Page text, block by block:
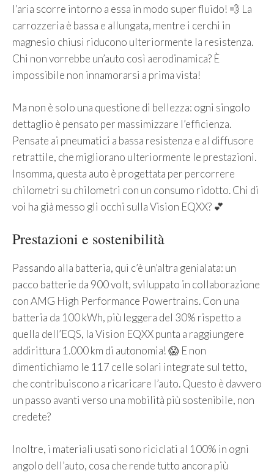
l’aria scorre intorno a essa in modo super fluido! 💨 La
carrozzeria è bassa e allungata, mentre i cerchi in
magnesio chiusi riducono ulteriormente la resistenza.
Chi non vorrebbe un’auto così aerodinamica? È
impossibile non innamorarsi a prima vista!
Ma non è solo una questione di bellezza: ogni singolo
dettaglio è pensato per massimizzare l’efficienza.
Pensate ai pneumatici a bassa resistenza e al diffusore
retrattile, che migliorano ulteriormente le prestazioni.
Insomma, questa auto è progettata per percorrere
chilometri su chilometri con un consumo ridotto. Chi di
voi ha già messo gli occhi sulla Vision EQXX? 💕
Prestazioni e sostenibilità
Passando alla batteria, qui c’è un’altra genialata: un
pacco batterie da 900 volt, sviluppato in collaborazione
con AMG High Performance Powertrains. Con una
batteria da 100 kWh, più leggera del 30% rispetto a
quella dell’EQS, la Vision EQXX punta a raggiungere
addirittura 1.000 km di autonomia! 😱 E non
dimentichiamo le 117 celle solari integrate sul tetto,
che contribuiscono a ricaricare l’auto. Questo è davvero
un passo avanti verso una mobilità più sostenibile, non
credete?
Inoltre, i materiali usati sono riciclati al 100% in ogni
angolo dell’auto, cosa che rende tutto ancora più